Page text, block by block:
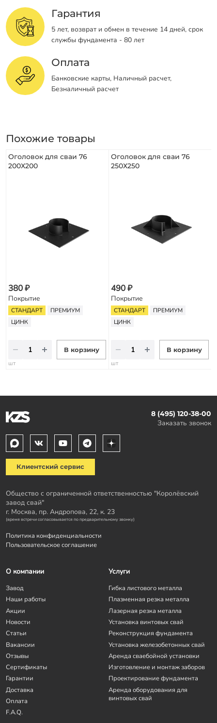
Гарантия
5 лет, возврат и обмен в течение 14 дней, срок
службы фундамента - 80 лет
Оплата
Банковские карты, Наличный расчет,
Безналичный расчет
Похожие товары
Оголовок для сваи 76
200Х200
380 ₽
Покрытие
СТАНДАРТ
ПРЕМИУМ
ЦИНК
В корзину
шт
Оголовок для сваи 76
250Х250
490 ₽
Покрытие
СТАНДАРТ
ПРЕМИУМ
ЦИНК
В корзину
шт
8 (495) 120-38-00
Заказать звонок
Клиентский сервис
Общество с ограниченной ответственностью "Королёвский
завод свай"
г. Москва, пр. Андропова, 22, к. 23
(время встречи согласовывается по предварительному звонку)
Политика конфиденциальности
Пользовательское соглашение
О компании
Завод
Наши работы
Акции
Новости
Статьи
Вакансии
Отзывы
Сертификаты
Гарантии
Доставка
Оплата
F.A.Q.
Услуги
Гибка листового металла
Плазменная резка металла
Лазерная резка металла
Установка винтовых свай
Реконструкция фундамента
Установка железобетонных свай
Аренда сваебойной установки
Изготовление и монтаж заборов
Проектирование фундамента
Аренда оборудования для
винтовых свай